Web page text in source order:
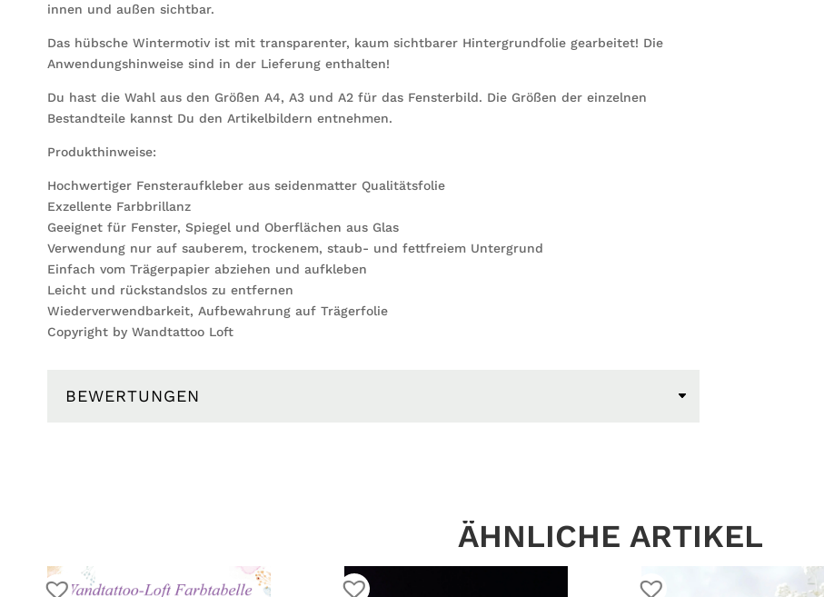
innen und außen sichtbar.
Das hübsche Wintermotiv ist mit transparenter, kaum sichtbarer Hintergrundfolie gearbeitet! Die
Anwendungshinweise sind in der Lieferung enthalten!
Du hast die Wahl aus den Größen A4, A3 und A2 für das Fensterbild. Die Größen der einzelnen
Bestandteile kannst Du den Artikelbildern entnehmen.
Produkthinweise:
Hochwertiger Fensteraufkleber aus seidenmatter Qualitätsfolie
Exzellente Farbbrillanz
Geeignet für Fenster, Spiegel und Oberflächen aus Glas
Verwendung nur auf sauberem, trockenem, staub- und fettfreiem Untergrund
Einfach vom Trägerpapier abziehen und aufkleben
Leicht und rückstandslos zu entfernen
Wiederverwendbarkeit, Aufbewahrung auf Trägerfolie
Copyright by Wandtattoo Loft
BEWERTUNGEN
ÄHNLICHE ARTIKEL